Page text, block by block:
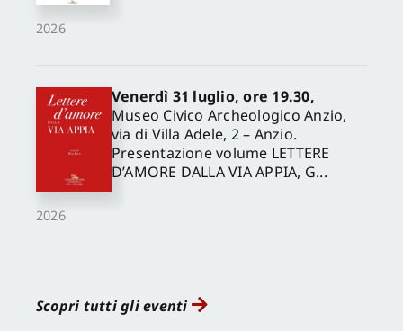
2026
2026
Venerdì 31 luglio, ore 19.30,
Museo Civico Archeologico Anzio,
via di Villa Adele, 2 – Anzio.
Presentazione volume LETTERE
D’AMORE DALLA VIA APPIA, G...
Scopri tutti gli eventi